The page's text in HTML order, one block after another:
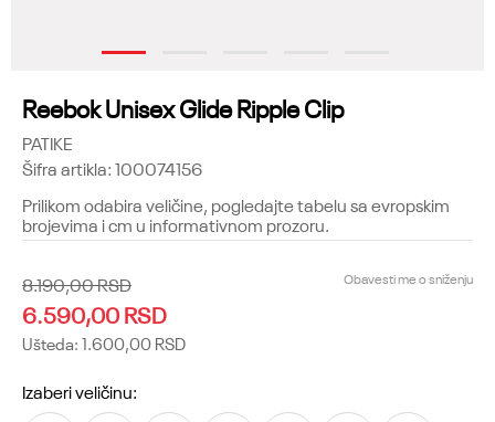
1
Reebok Unisex Glide Ripple Clip
PATIKE
Šifra artikla:100074156
Prilikom odabira veličine, pogledajte tabelu sa evropskim
brojevima i cm u informativnom prozoru.
8.190,00RSD
6.590,00RSD
Ušteda: 1.600,00 RSD
Obavesti me o sniženju
Izaberi veličinu: